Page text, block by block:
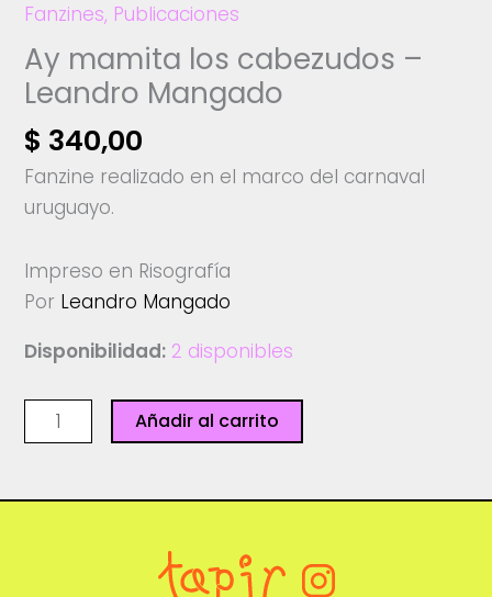
Fanzines, Publicaciones
Ay mamita los cabezudos –
Leandro Mangado
$ 340,00
Fanzine realizado en el marco del carnaval
uruguayo.
Impreso en Risografía
Por Leandro Mangado
Disponibilidad: 2 disponibles
mamita
cabezudos
Añadir al carrito